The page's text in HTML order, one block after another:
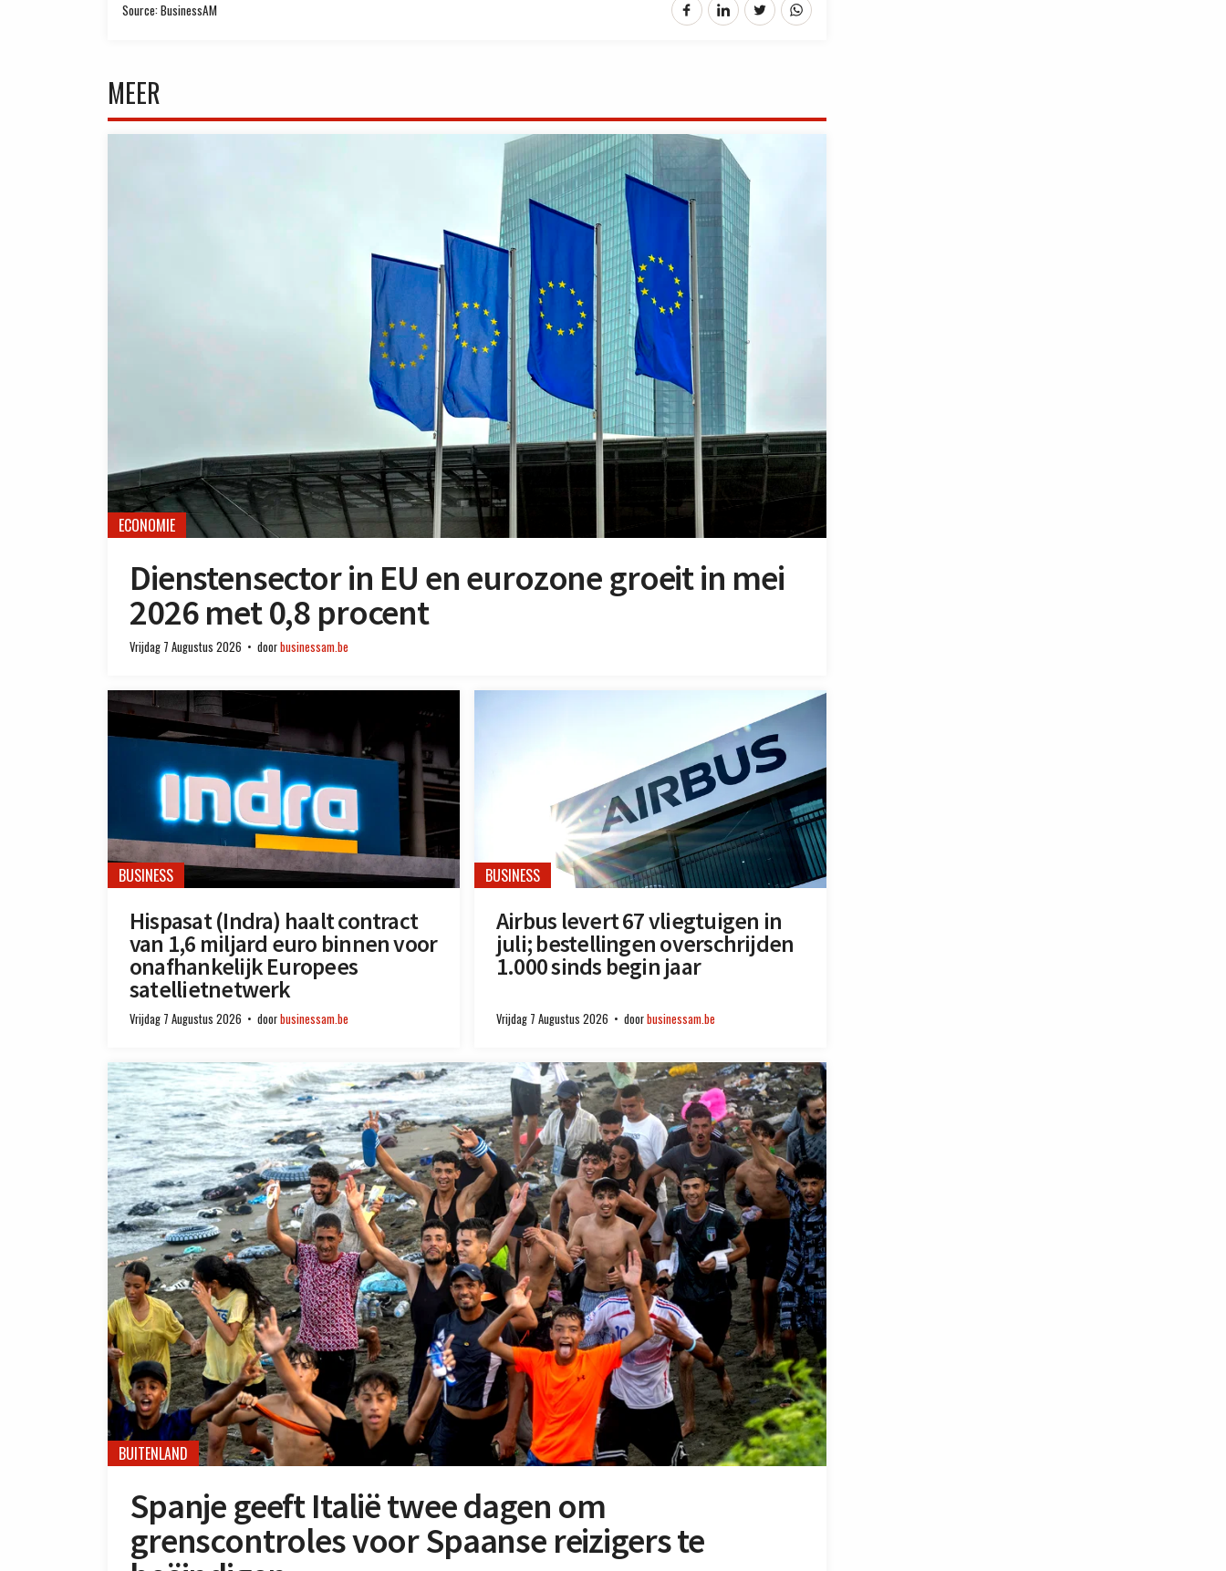
Source: BusinessAM
MEER
ECONOMIE
Dienstensector in EU en eurozone groeit in mei
2026 met 0,8 procent
Vrijdag 7 Augustus 2026 doorbusinessam.be
BUSINESS
Hispasat (Indra) haalt contract
van 1,6 miljard euro binnen voor
onafhankelijk Europees
satellietnetwerk
Vrijdag 7 Augustus 2026 doorbusinessam.be
BUSINESS
Airbus levert 67 vliegtuigen in
juli; bestellingen overschrijden
1.000 sinds begin jaar
Vrijdag 7 Augustus 2026 doorbusinessam.be
BUITENLAND
Spanje geeft Italië twee dagen om
grenscontroles voor Spaanse reizigers te